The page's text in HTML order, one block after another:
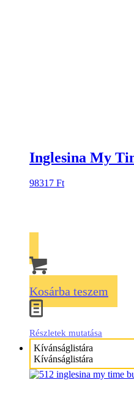
Inglesina My
98317 Ft
Kosárba teszem
Részletek mutatása
Kívánságlistára
Kívánságlistára